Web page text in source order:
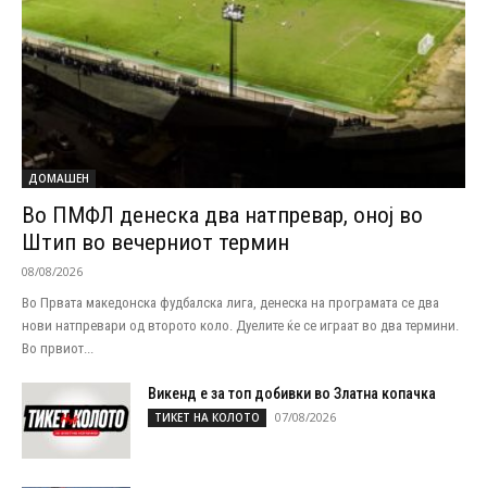
ДОМАШЕН
Во ПМФЛ денеска два натпревар, оној во
Штип во вечерниот термин
08/08/2026
Во Првата македонска фудбалска лига, денеска на програмата се два
нови натпревари од второто коло. Дуелите ќе се играат во два термини.
Во првиот...
Викенд е за топ добивки во Златна копачка
ТИКЕТ НА КОЛОТО 07/08/2026